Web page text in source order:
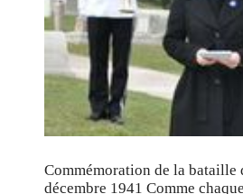
Commémoration de la bataille
décembre 1941 Comme